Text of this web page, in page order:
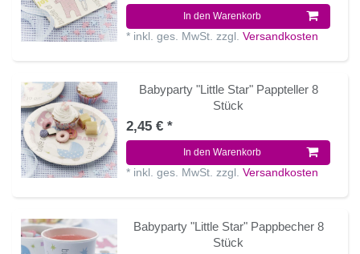
In den Warenkorb
* inkl. ges. MwSt. zzgl.Versandkosten
Babyparty "Little Star" Pappteller 8
Stück
2,45 € *
In den Warenkorb
* inkl. ges. MwSt. zzgl.Versandkosten
Babyparty "Little Star" Pappbecher 8
Stück